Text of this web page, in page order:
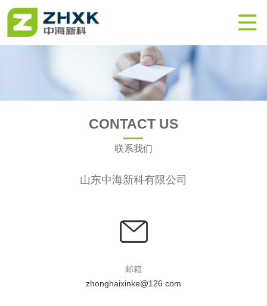

CONTACT US
联系我们
山东中海新科有限公司
邮箱
zhonghaixinke@126.com